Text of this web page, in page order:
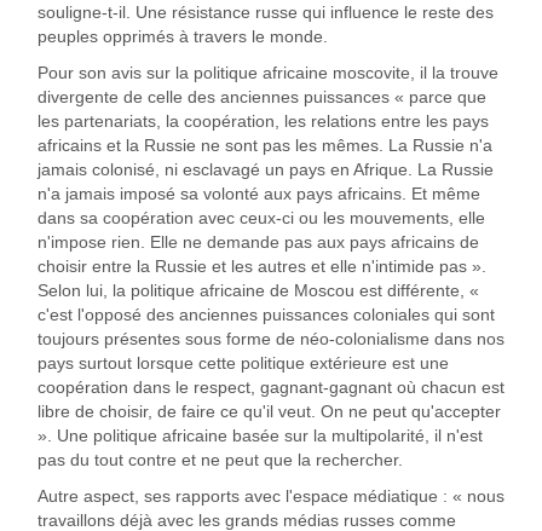
souligne-t-il. Une résistance russe qui influence le reste des
peuples opprimés à travers le monde.
Pour son avis sur la politique africaine moscovite, il la trouve
divergente de celle des anciennes puissances « parce que
les partenariats, la coopération, les relations entre les pays
africains et la Russie ne sont pas les mêmes. La Russie n'a
jamais colonisé, ni esclavagé un pays en Afrique. La Russie
n'a jamais imposé sa volonté aux pays africains. Et même
dans sa coopération avec ceux-ci ou les mouvements, elle
n'impose rien. Elle ne demande pas aux pays africains de
choisir entre la Russie et les autres et elle n'intimide pas ».
Selon lui, la politique africaine de Moscou est différente, «
c'est l'opposé des anciennes puissances coloniales qui sont
toujours présentes sous forme de néo-colonialisme dans nos
pays surtout lorsque cette politique extérieure est une
coopération dans le respect, gagnant-gagnant où chacun est
libre de choisir, de faire ce qu'il veut. On ne peut qu'accepter
». Une politique africaine basée sur la multipolarité, il n'est
pas du tout contre et ne peut que la rechercher.
Autre aspect, ses rapports avec l'espace médiatique : « nous
travaillons déjà avec les grands médias russes comme